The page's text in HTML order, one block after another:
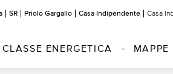
SR Priolo Gargallo Casa Indipendente Casa
CLASSE ENERGETICA MAPPE